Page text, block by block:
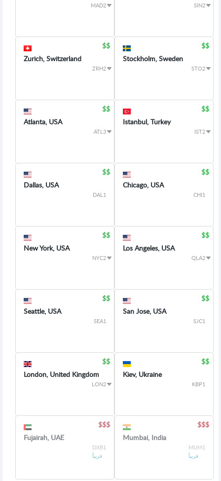
SIN2
MAD2
Stockholm, Sweden
STO2
Zurich, Switzerland
ZRH2
Istanbul, Turkey
IST2
Atlanta, USA
ATL3
Chicago, USA
CHI1
Dallas, USA
DAL1
Los Angeles, USA
QLA2
New York, USA
NYC2
San Jose, USA
SJC1
Seattle, USA
SEA1
Kiev, Ukraine
KBP1
London, United Kingdom
LON2
Mumbai, India
MUM1
قريباً
Fujairah, UAE
DXB1
قريباً